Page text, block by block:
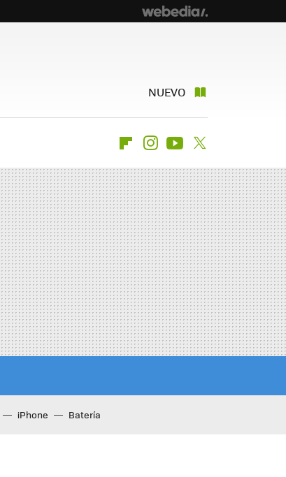
NUEVO
FlipboardInstagramYoutube
iPhone Batería